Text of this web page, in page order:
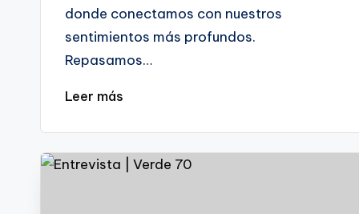
donde conectamos con nuestros
sentimientos más profundos.
Repasamos…
Leer más